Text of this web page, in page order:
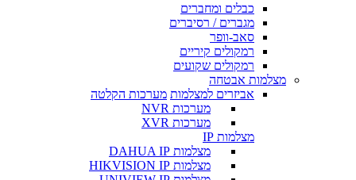
כבלים ומחברים
מגברים / רסיברים
סאב-וופר
רמקולים קיריים
רמקולים שקועים
מצלמות אבטחה
אביזרים למצלמות מערכות הקלטה
מערכות NVR
מערכות XVR
מצלמות IP
מצלמות DAHUA IP
מצלמות HIKVISION IP